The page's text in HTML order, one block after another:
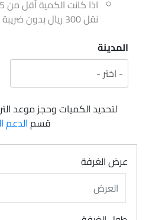
نقل 300 ريال بدون ضريبة القيمة المضافة
المدينة
لتحديد الكميات وحجز موعد
قسمالدعم
عرض الغرفة